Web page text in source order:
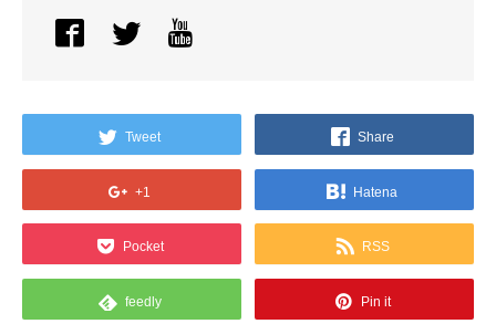
Tweet Share
+1 Hatena
Pocket RSS
feedly Pin it